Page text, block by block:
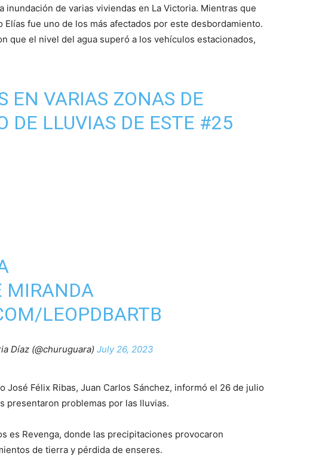
inundación de varias viviendas en La Victoria. Mientras que
Elías fue uno de los más afectados por este desbordamiento.
que el nivel del agua superó a los vehículos estacionados,
EN VARIAS ZONAS DE
DE LLUVIAS DE ESTE #25
MIRANDA
LEOPDBARTB
Díaz (@churuguara) July 26, 2023
José Félix Ribas, Juan Carlos Sánchez, informó el 26 de julio
presentaron problemas por las lluvias.
es Revenga, donde las precipitaciones provocaron
de tierra y pérdida de enseres.